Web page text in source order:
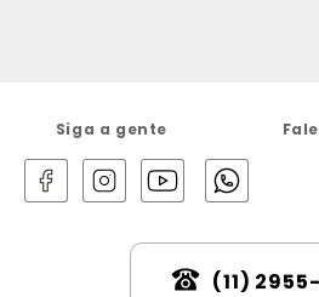
Siga a gente
(11)